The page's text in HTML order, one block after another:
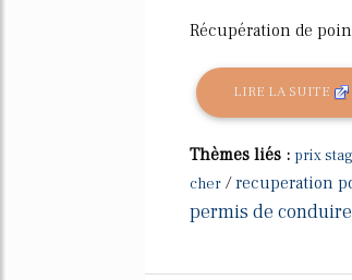
Récupération de
LIRE LA SUITE
Thèmes liés : prix
cher /recuperation
permis de conduire